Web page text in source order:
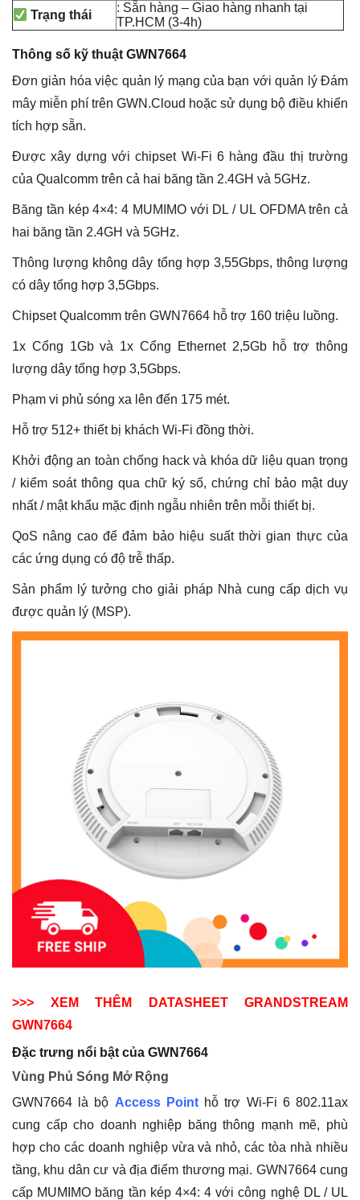
Trạng thái
: Sẵn hàng – Giao hàng nhanh tại
TP.HCM (3-4h)
Thông số kỹ thuật GWN7664
Đơn giản hóa việc quản lý mạng của bạn với quản lý Đám
mây miễn phí trên GWN.Cloud hoặc sử dụng bộ điều khiển
tích hợp sẵn.
Được xây dựng với chipset Wi-Fi 6 hàng đầu thị trường
của Qualcomm trên cả hai băng tần 2.4GH và 5GHz.
Băng tần kép 4×4: 4 MUMIMO với DL / UL OFDMA trên cả
hai băng tần 2.4GH và 5GHz.
Thông lượng không dây tổng hợp 3,55Gbps, thông lượng
có dây tổng hợp 3,5Gbps.
Chipset Qualcomm trên GWN7664 hỗ trợ 160 triệu luồng.
1x Cổng 1Gb và 1x Cổng Ethernet 2,5Gb hỗ trợ thông
lượng dây tổng hợp 3,5Gbps.
Phạm vi phủ sóng xa lên đến 175 mét.
Hỗ trợ 512+ thiết bị khách Wi-Fi đồng thời.
Khởi động an toàn chống hack và khóa dữ liệu quan trọng
/ kiểm soát thông qua chữ ký số, chứng chỉ bảo mật duy
nhất / mật khẩu mặc định ngẫu nhiên trên mỗi thiết bị.
QoS nâng cao để đảm bảo hiệu suất thời gian thực của
các ứng dụng có độ trễ thấp.
Sản phẩm lý tưởng cho giải pháp Nhà cung cấp dịch vụ
được quản lý (MSP).
>>> XEM THÊM DATASHEET GRANDSTREAM
GWN7664
Đặc trưng nổi bật của GWN7664
Vùng Phủ Sóng Mở Rộng
GWN7664 là bộ Access Pointhỗ trợ Wi-Fi 6 802.11ax
cung cấp cho doanh nghiệp băng thông mạnh mẽ, phù
hợp cho các doanh nghiệp vừa và nhỏ, các tòa nhà nhiều
tầng, khu dân cư và địa điểm thương mại. GWN7664 cung
cấp MUMIMO băng tần kép 4×4: 4 với công nghệ DL / UL